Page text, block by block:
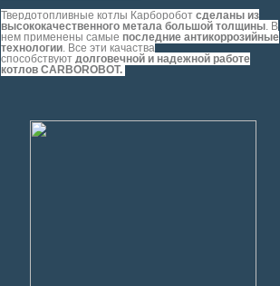
Твердотопливные котлы Карборобот сделаны из
высококачественного метала большой толщины. В
нем применены самые последние антикоррозийные
технологии. Все эти качаства
способствуют долговечной и надежной работе
котлов CARBOROBOT.